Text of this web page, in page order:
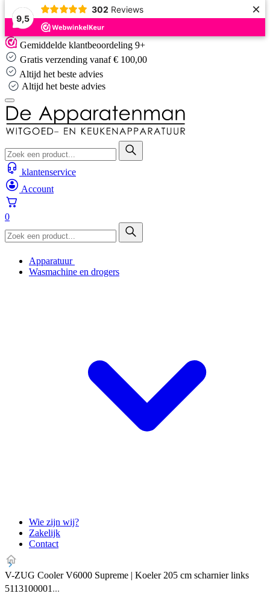
9,5
302 Reviews ×
Skip
to
content
Gemiddelde klantbeoordeling 9+
Gratis verzending vanaf € 100,00
Altijd het beste advies
Altijd het beste advies
klantenservice
Account
0
Apparatuur
Wasmachine en drogers
Wie zijn wij?
Zakelijk
Contact
V-ZUG Cooler V6000 Supreme | Koeler 205 cm scharnier links
5113100001